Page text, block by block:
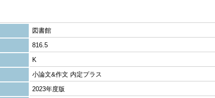
図書館
816.5
K
小論文&作文 内定プラス
2023年度版